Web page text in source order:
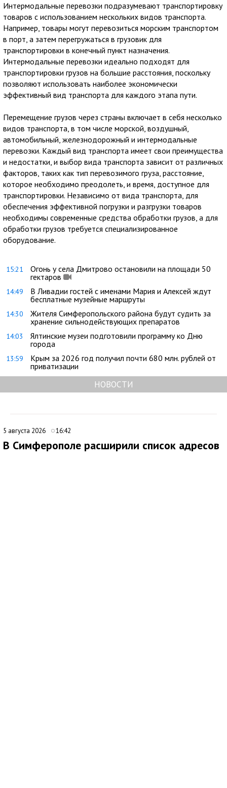
Интермодальные перевозки подразумевают транспортировку
товаров с использованием нескольких видов транспорта.
Например, товары могут перевозиться морским транспортом
в порт, а затем перегружаться в грузовик для
транспортировки в конечный пункт назначения.
Интермодальные перевозки идеально подходят для
транспортировки грузов на большие расстояния, поскольку
позволяют использовать наиболее экономически
эффективный вид транспорта для каждого этапа пути.
Перемещение грузов через страны включает в себя несколько
видов транспорта, в том числе морской, воздушный,
автомобильный, железнодорожный и интермодальные
перевозки. Каждый вид транспорта имеет свои преимущества
и недостатки, и выбор вида транспорта зависит от различных
факторов, таких как тип перевозимого груза, расстояние,
которое необходимо преодолеть, и время, доступное для
транспортировки. Независимо от вида транспорта, для
обеспечения эффективной погрузки и разгрузки товаров
необходимы современные средства обработки грузов, а для
обработки грузов требуется специализированное
оборудование.
15:21
Огонь у села Дмитрово остановили на площади 50
гектаров
14:49
В Ливадии гостей с именами Мария и Алексей ждут
бесплатные музейные маршруты
14:30
Жителя Симферопольского района будут судить за
хранение сильнодействующих препаратов
14:03
Ялтинские музеи подготовили программу ко Дню
города
13:59
Крым за 2026 год получил почти 680 млн. рублей от
приватизации
НОВОСТИ
5 августа 2026 16:42
В Симферополе расширили список адресов